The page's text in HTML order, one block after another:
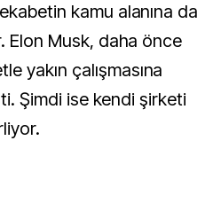
kamu alanına da
Elon Musk, daha önce
yakın çalışmasına
Şimdi ise kendi şirketi